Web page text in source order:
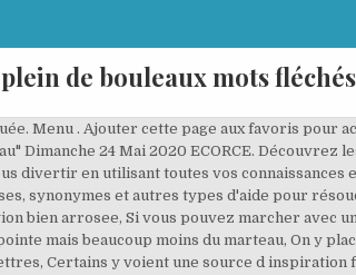
plein de bouleaux mots fléchés
Menu . Ajouter cette page aux favoris pour
Dimanche 24 Mai 2020 ECORCE.
divertir en utilisant toutes vos
synonymes et autres types d'aide pour
bien arrosee, Si vous pouvez marcher avec
mais beaucoup moins du marteau, On y
Certains y voient une source d